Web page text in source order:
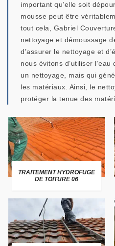
important qu’elle soit
mousse peut être
tout cela, Gabriel
nettoyage et démoussage
d’assurer le nettoyage et
nous évitons d’utiliser
un nettoyage, mais qui
les matériaux. Ainsi, le
protéger la tenue des
TRAITEMENT HYDROFUGE
DE TOITURE 06